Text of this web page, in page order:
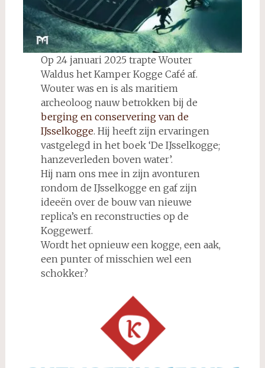
Op 24 januari 2025 trapte Wouter
Waldus het Kamper Kogge Café af.
Wouter was en is als maritiem
archeoloog nauw betrokken bij de
berging en conservering van de
IJsselkogge. Hij heeft zijn ervaringen
vastgelegd in het boek ‘De IJsselkogge;
hanzeverleden boven water’.
Hij nam ons mee in zijn avonturen
rondom de IJsselkogge en gaf zijn
ideeën over de bouw van nieuwe
replica’s en reconstructies op de
Koggewerf.
Wordt het opnieuw een kogge, een aak,
een punter of misschien wel een
schokker?